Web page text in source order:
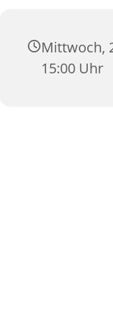
Mittwoch,
15:00 Uhr